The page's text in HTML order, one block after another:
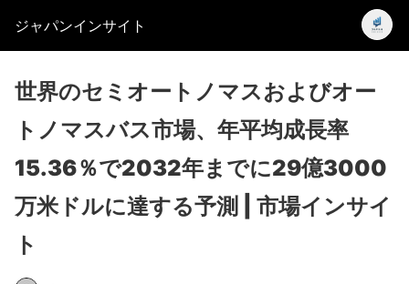
ジャパンインサイト
世界のセミオートノマスおよびオー
トノマスバス市場、年平均成長率
15.36％で2032年までに29億3000
万米ドルに達する予測 | 市場インサイ
ト